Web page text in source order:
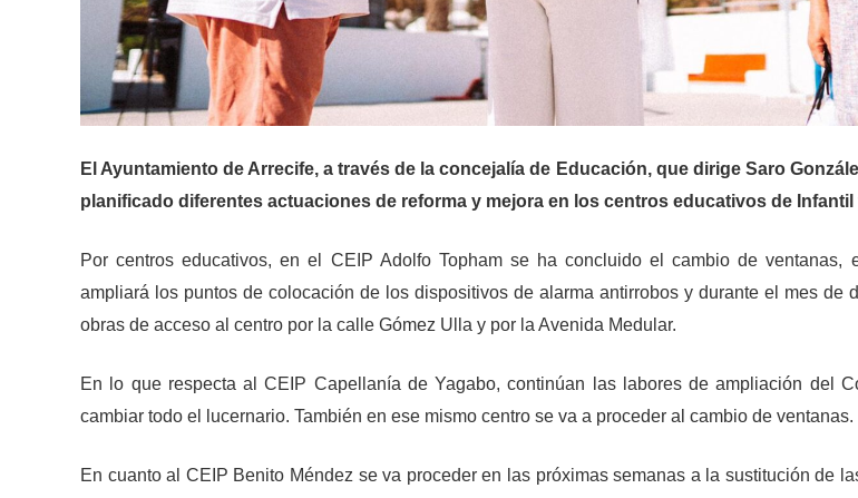
El Ayuntamiento de Arrecife, a través de la concejalía de Educación, que dirige Saro
planificado diferentes actuaciones de reforma y mejora en los centros educativos de Infantil
Por centros educativos, en el CEIP Adolfo Topham se ha concluido el cambio de ventanas,
ampliará los puntos de colocación de los dispositivos de alarma antirrobos y durante el mes de
obras de acceso al centro por la calle Gómez Ulla y por la Avenida Medular.
En lo que respecta al CEIP Capellanía de Yagabo, continúan las labores de ampliación del
cambiar todo el lucernario. También en ese mismo centro se va a proceder al cambio de ventanas.
En cuanto al CEIP Benito Méndez se va proceder en las próximas semanas a la sustitución de